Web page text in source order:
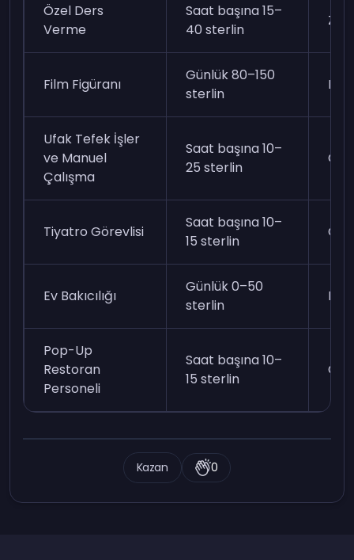
Özel Ders
Verme
Saat başına 15–
40 sterlin
Zor
Film Figüranı
Günlük 80–150
sterlin
Ufak Tefek İşler
ve Manuel
Çalışma
Saat başına 10–
25 sterlin
Tiyatro Görevlisi
Saat başına 10–
15 sterlin
Ev Bakıcılığı
Günlük 0–50
sterlin
Pop-Up
Restoran
Personeli
Saat başına 10–
15 sterlin
Kazan 0